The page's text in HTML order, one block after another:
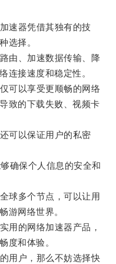
器凭借其独有的技
选择。
、加速数据传输、降
连接速度和稳定性。
以享受更顺畅的网络
致的下载失败、视频卡
以保证用户的私密
保个人信息的安全和
多个节点，可以让用
游网络世界。
的网络加速器产品，
度和体验。
户，那么不妨选择快